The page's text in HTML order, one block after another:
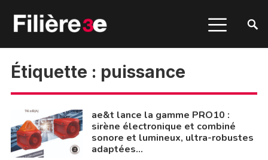
Étiquette : puissance
ae&t lance la gamme PRO10 :
sirène électronique et combiné
sonore et lumineux, ultra-robustes
adaptées…